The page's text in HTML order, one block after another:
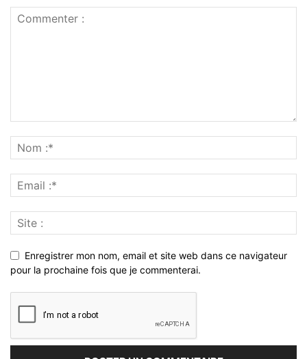
Enregistrer mon nom, email et site web dans ce navigateur
pour la prochaine fois que je commenterai.